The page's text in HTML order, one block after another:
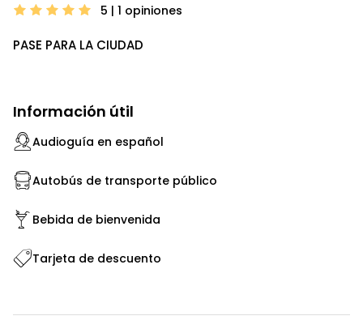
5 | 1 opiniones
PASE PARA LA CIUDAD
Información útil
Audioguía en español
Autobús de transporte público
Bebida de bienvenida
Tarjeta de descuento